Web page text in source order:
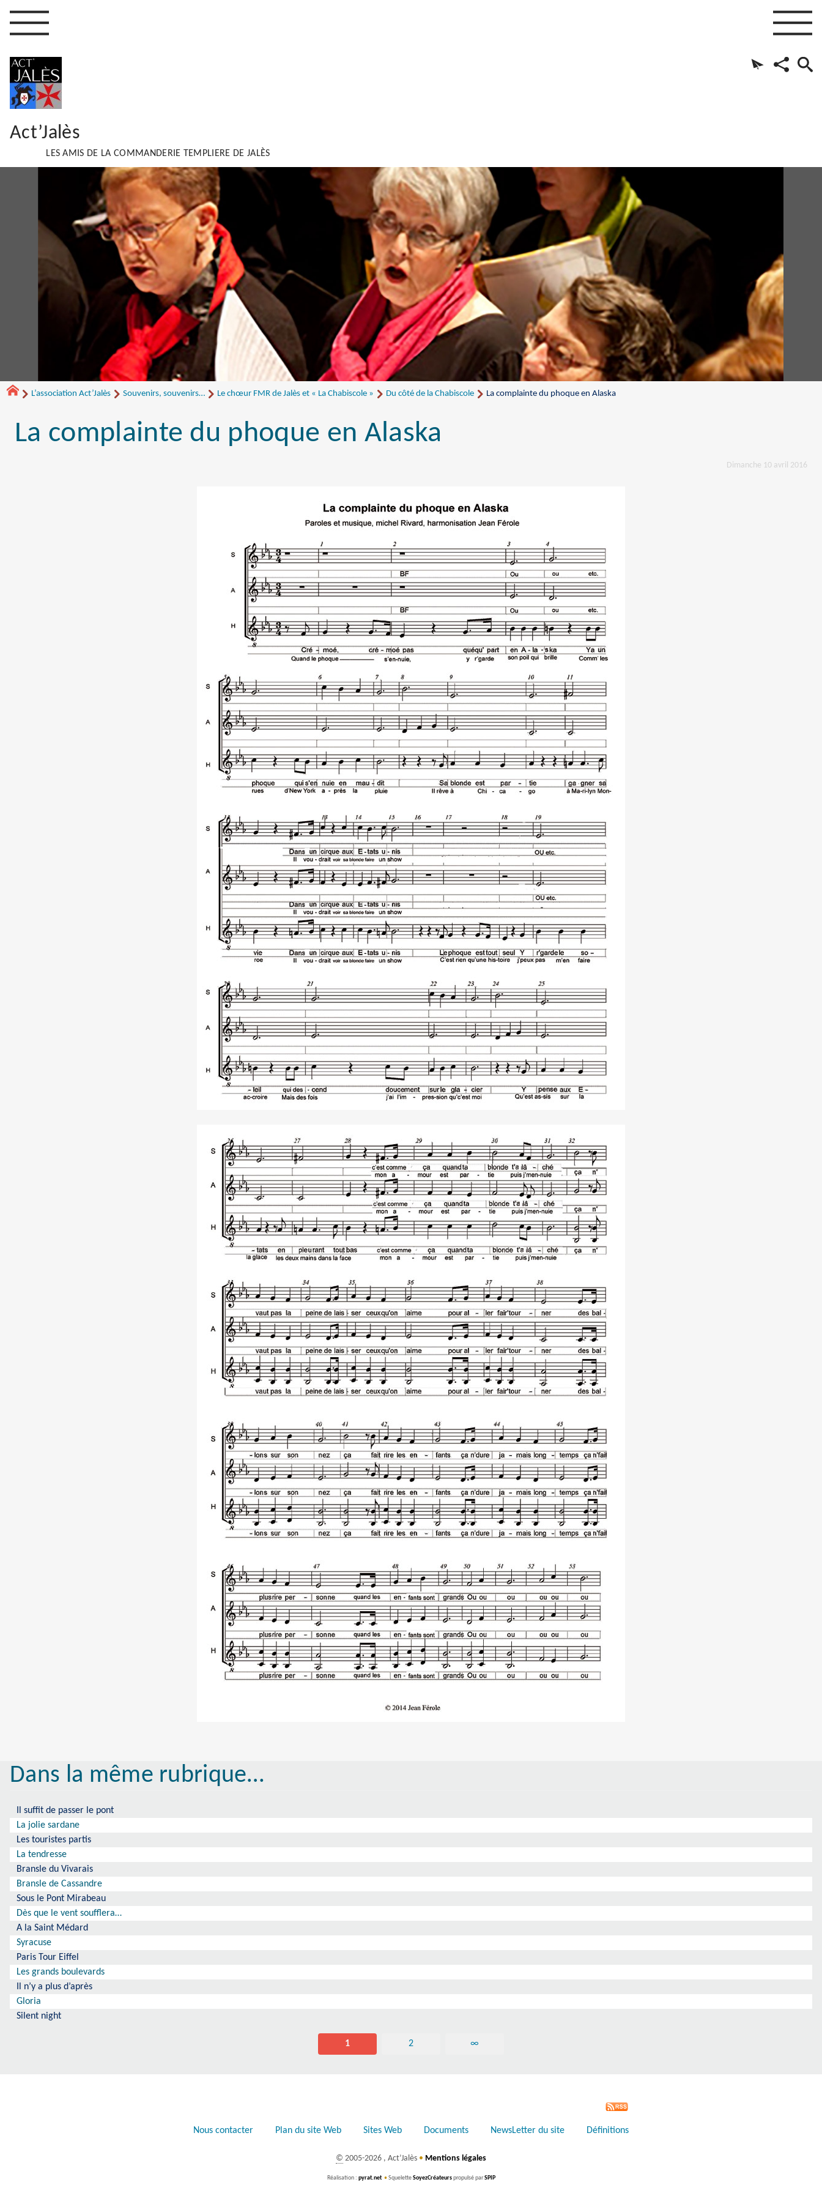
Act’Jalès
LES AMIS DE LA COMMANDERIE TEMPLIERE DE JALÈS
L’association Act’Jalès Souvenirs, souvenirs… Le chœur FMR de Jalès et « La Chabiscole » Du côté de la Chabiscole La complainte du phoque en Alaska
La complainte du phoque en Alaska
Dimanche 10 avril 2016
Dans la même rubrique…
Il suffit de passer le pont
La jolie sardane
Les touristes partis
La tendresse
Bransle du Vivarais
Bransle de Cassandre
Sous le Pont Mirabeau
Dès que le vent soufflera…
A la Saint Médard
Syracuse
Paris Tour Eiffel
Les grands boulevards
Il n’y a plus d’après
Gloria
Silent night
1 2 ∞
Nous contacter Plan du site Web Sites Web Documents NewsLetter du site Définitions
© 2005-2026 , Act’Jalès • Mentions légales
Réalisation : pyrat.net •SqueletteSoyezCréateurspropulsé parSPIP